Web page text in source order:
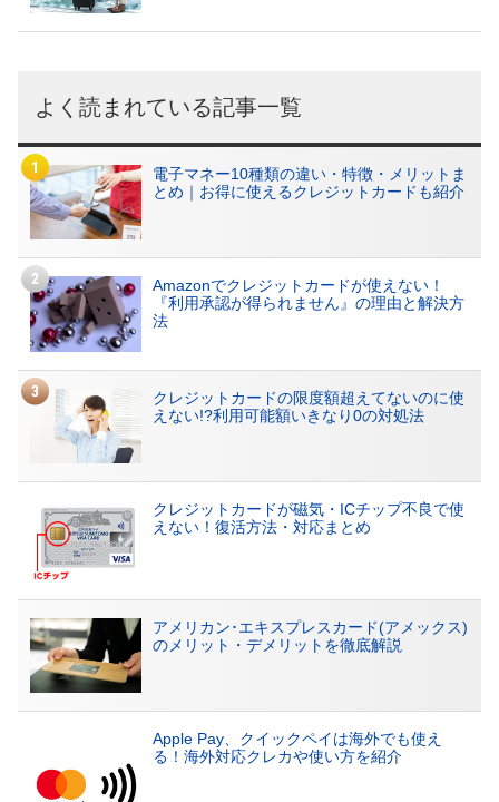
よく読まれている記事一覧
電子マネー10種類の違い・特徴・メリットま
とめ｜お得に使えるクレジットカードも紹介
Amazonでクレジットカードが使えない！
『利用承認が得られません』の理由と解決方
法
クレジットカードの限度額超えてないのに使
えない!?利用可能額いきなり0の対処法
クレジットカードが磁気・ICチップ不良で使
えない！復活方法・対応まとめ
アメリカン･エキスプレスカード(アメックス)
のメリット・デメリットを徹底解説
Apple Pay、クイックペイは海外でも使え
る！海外対応クレカや使い方を紹介